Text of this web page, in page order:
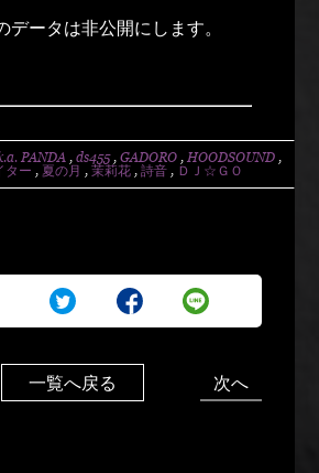
データは非公開にします。
PANDA , ds455 , GADORO , HOODSOUND ,
ター , 夏の月 , 茉莉花 , 詩音 , ＤＪ☆ＧＯ
一覧へ戻る 次へ